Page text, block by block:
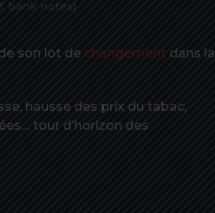
bank notes)
son lot de changement dans la
hausse des prix du tabac,
tour d’horizon des